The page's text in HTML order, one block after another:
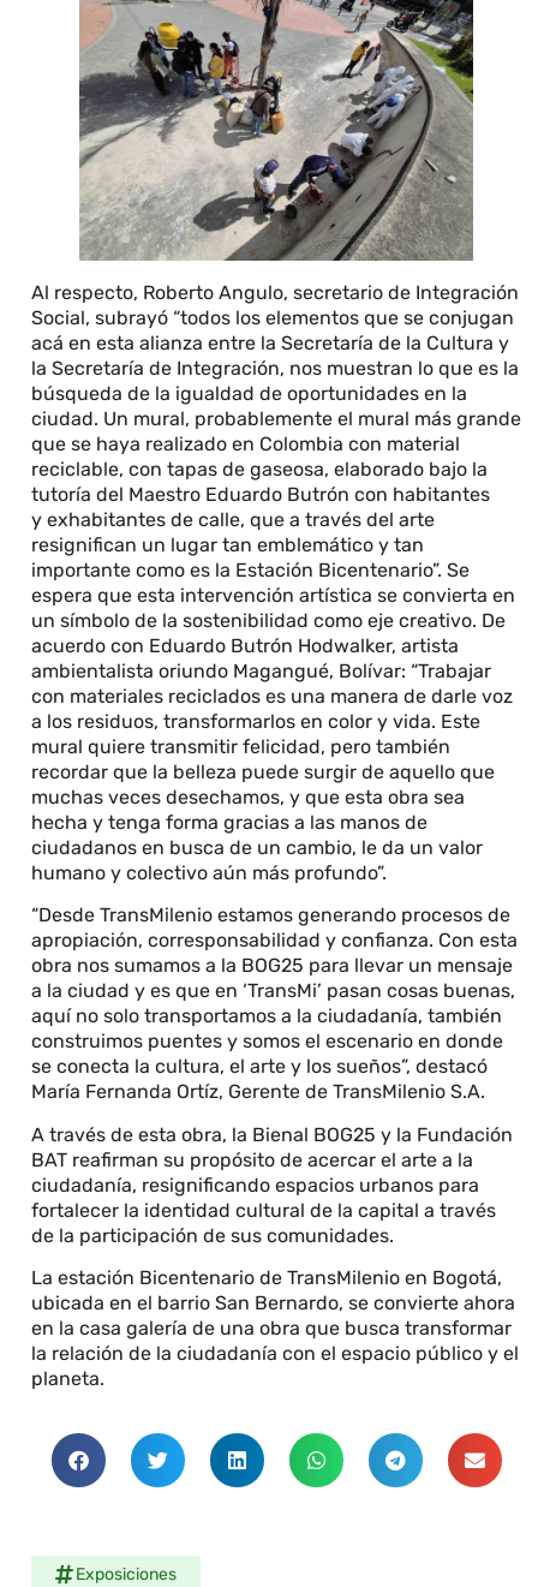
Al respecto, Roberto Angulo, secretario de Integración
Social, subrayó “todos los elementos que se conjugan
acá en esta alianza entre la Secretaría de la Cultura y
la Secretaría de Integración, nos muestran lo que es la
búsqueda de la igualdad de oportunidades en la
ciudad. Un mural, probablemente el mural más grande
que se haya realizado en Colombia con material
reciclable, con tapas de gaseosa, elaborado bajo la
tutoría del Maestro Eduardo Butrón con habitantes
y exhabitantes de calle, que a través del arte
resignifican un lugar tan emblemático y tan
importante como es la Estación Bicentenario”. Se
espera que esta intervención artística se convierta en
un símbolo de la sostenibilidad como eje creativo. De
acuerdo con Eduardo Butrón Hodwalker, artista
ambientalista oriundo Magangué, Bolívar: “Trabajar
con materiales reciclados es una manera de darle voz
a los residuos, transformarlos en color y vida. Este
mural quiere transmitir felicidad, pero también
recordar que la belleza puede surgir de aquello que
muchas veces desechamos, y que esta obra sea
hecha y tenga forma gracias a las manos de
ciudadanos en busca de un cambio, le da un valor
humano y colectivo aún más profundo”.
“Desde TransMilenio estamos generando procesos de
apropiación, corresponsabilidad y confianza. Con esta
obra nos sumamos a la BOG25 para llevar un mensaje
a la ciudad y es que en ‘TransMi’ pasan cosas buenas,
aquí no solo transportamos a la ciudadanía, también
construimos puentes y somos el escenario en donde
se conecta la cultura, el arte y los sueños”, destacó
María Fernanda Ortíz, Gerente de TransMilenio S.A.
A través de esta obra, la Bienal BOG25 y la Fundación
BAT reafirman su propósito de acercar el arte a la
ciudadanía, resignificando espacios urbanos para
fortalecer la identidad cultural de la capital a través
de la participación de sus comunidades.
La estación Bicentenario de TransMilenio en Bogotá,
ubicada en el barrio San Bernardo, se convierte ahora
en la casa galería de una obra que busca transformar
la relación de la ciudadanía con el espacio público y el
planeta.
Exposiciones